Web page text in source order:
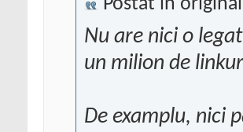
Postat în
Nu are nici o
un milion de
De examplu, nici